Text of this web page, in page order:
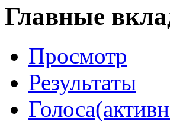
Главные
Просмотр
Результаты
Голоса